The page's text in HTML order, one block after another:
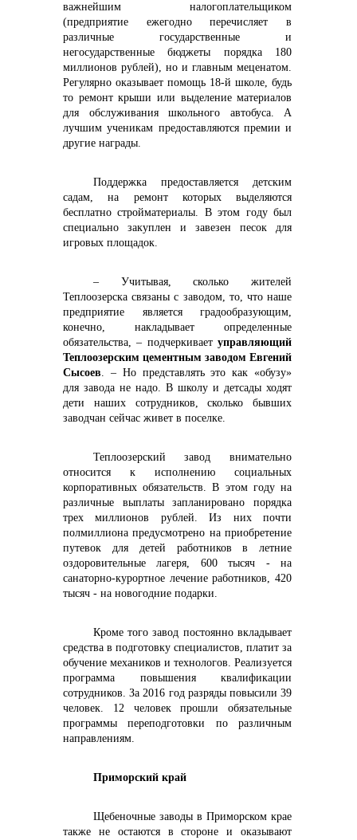
важнейшим налогоплательщиком
(предприятие ежегодно перечисляет в
различные государственные и
негосударственные бюджеты порядка 180
миллионов рублей), но и главным меценатом.
Регулярно оказывает помощь 18-й школе, будь
то ремонт крыши или выделение материалов
для обслуживания школьного автобуса. А
лучшим ученикам предоставляются премии и
другие награды.
Поддержка предоставляется детским
садам, на ремонт которых выделяются
бесплатно стройматериалы. В этом году был
специально закуплен и завезен песок для
игровых площадок.
– Учитывая, сколько жителей
Теплоозерска связаны с заводом, то, что наше
предприятие является градообразующим,
конечно, накладывает определенные
обязательства, – подчеркиваетуправляющий
Теплоозерским цементным заводом Евгений
Сысоев. – Но представлять это как «обузу»
для завода не надо. В школу и детсады ходят
дети наших сотрудников, сколько бывших
заводчан сейчас живет в поселке.
Теплоозерский завод внимательно
относится к исполнению социальных
корпоративных обязательств. В этом году на
различные выплаты запланировано порядка
трех миллионов рублей. Из них почти
полмиллиона предусмотрено на приобретение
путевок для детей работников в летние
оздоровительные лагеря, 600 тысяч - на
санаторно-курортное лечениеработников, 420
тысяч - на новогодние подарки.
Кроме того завод постоянно вкладывает
средства в подготовку специалистов, платит за
обучение механиков и технологов. Реализуется
программа повышения квалификации
сотрудников. За 2016 год разряды повысили 39
человек. 12 человек прошли обязательные
программы переподготовки по различным
направлениям.
Приморский край
Щебеночные заводы в Приморском крае
также не остаются в стороне и оказывают